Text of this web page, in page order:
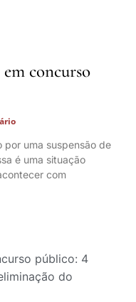
em concurso
por uma suspensão de
é uma situação
com